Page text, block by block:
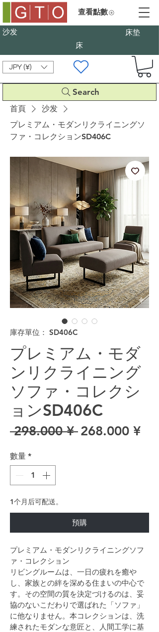
沙发
床垫
床
JPY (¥)
Search
查看點數
首頁
沙发
プレミアム・モダンリクライニングソ
ファ・コレクションSD406C
庫存單位： SD406C
プレミアム・モダ
ンリクライニング
ソファ・コレクシ
ョンSD406C
298.000 ¥ 一般價格
268.000 ¥促
數量 *
1个月后可配送。
預購
プレミアム・モダンリクライニングソフ
ァ・コレクション
リビングルームは、一日の疲れを癒や
し、家族との絆を深める住まいの中心で
す。その空間の質を決定づけるのは、妥
協のないこだわりで選ばれた「ソファ」
に他なりません。本コレクションは、洗
練されたモダンな意匠と、人間工学に基